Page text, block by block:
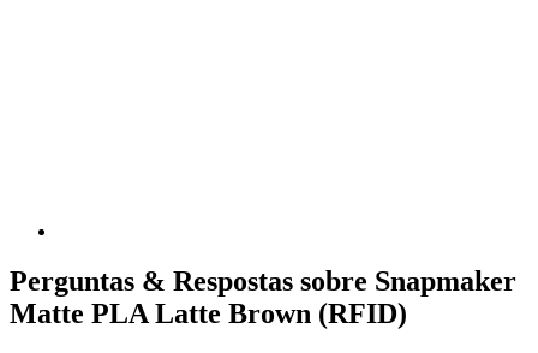
Perguntas & Respostas sobre Snapmaker
Matte PLA Latte Brown (RFID)